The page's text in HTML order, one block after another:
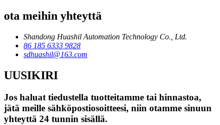
ota meihin yhteyttä
Shandong Huashil Automation Technology Co., Ltd.
86 185 6333 9828
sdhuashil@163.com
UUSIKIRI
Jos haluat tiedustella tuotteitamme tai hinnastoa,
jätä meille sähköpostiosoitteesi, niin otamme sinuun
yhteyttä 24 tunnin sisällä.